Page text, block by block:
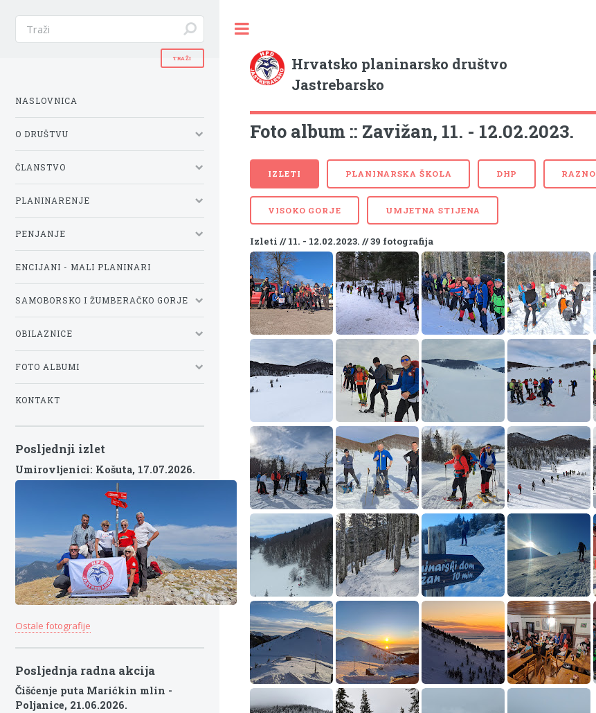
Hrvatsko planinarsko društvo
Jastrebarsko
Foto album :: Zavižan, 11. - 12.02.2023.
IZLETI PLANINARSKA ŠKOLA DHP RAZNO
VISOKO GORJE UMJETNA STIJENA
Izleti // 11. - 12.02.2023. // 39 fotografija
NASLOVNICA
O DRUŠTVU
ČLANSTVO
PLANINARENJE
PENJANJE
ENCIJANI - MALI PLANINARI
SAMOBORSKO I ŽUMBERAČKO GORJE
OBILAZNICE
FOTO ALBUMI
KONTAKT
Posljednji izlet
Umirovljenici: Košuta, 17.07.2026.
Ostale fotografije
Posljednja radna akcija
Čišćenje puta Marićkin mlin -
Poljanice, 21.06.2026.